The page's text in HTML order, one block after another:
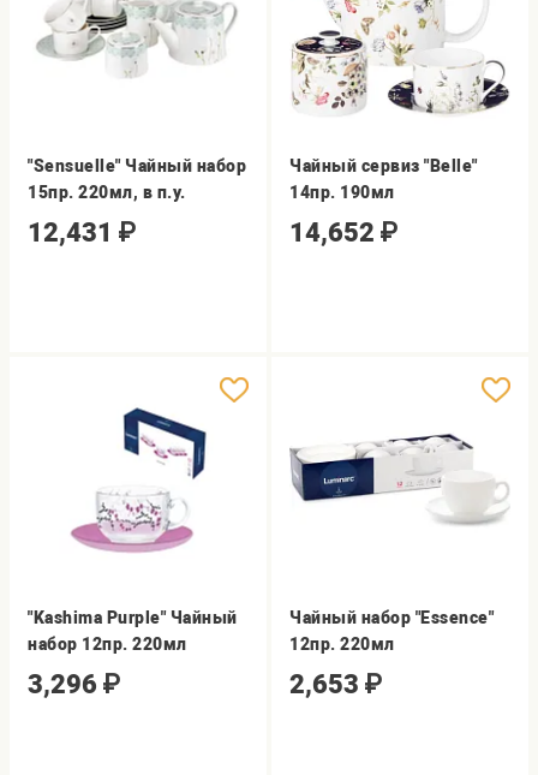
"Sensuelle" Чайный набор
15пр. 220мл, в п.у.
12,431 ₽
Чайный сервиз "Belle"
14пр. 190мл
14,652 ₽
"Kashima Purple" Чайный
набор 12пр. 220мл
3,296 ₽
Чайный набор "Essence"
12пр. 220мл
2,653 ₽